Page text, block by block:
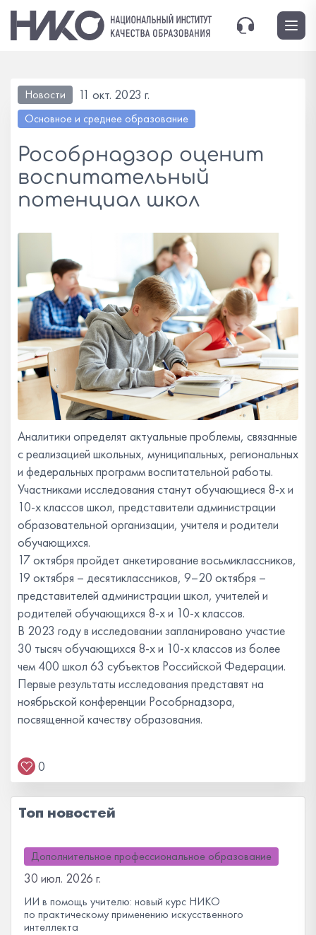
Новости 11 окт. 2023 г.
Основное и среднее образование
Рособрнадзор оценит
воспитательный
потенциал школ
Аналитики определят актуальные проблемы, связанные
с реализацией школьных, муниципальных, региональных
и федеральных программ воспитательной работы.
Участниками исследования станут обучающиеся 8-х и
10-х классов школ, представители администрации
образовательной организации, учителя и родители
обучающихся.
17 октября пройдет анкетирование восьмиклассников,
19 октября – десятиклассников, 9–20 октября –
представителей администрации школ, учителей и
родителей обучающихся 8-х и 10-х классов.
В 2023 году в исследовании запланировано участие
30 тысяч обучающихся 8-х и 10-х классов из более
чем 400 школ 63 субъектов Российской Федерации.
Первые результаты исследования представят на
ноябрьской конференции Рособрнадзора,
посвященной качеству образования.
0
Топ новостей
Дополнительное профессиональное образование
30 июл. 2026 г.
ИИ в помощь учителю: новый курс НИКО
по практическому применению искусственного
интеллекта